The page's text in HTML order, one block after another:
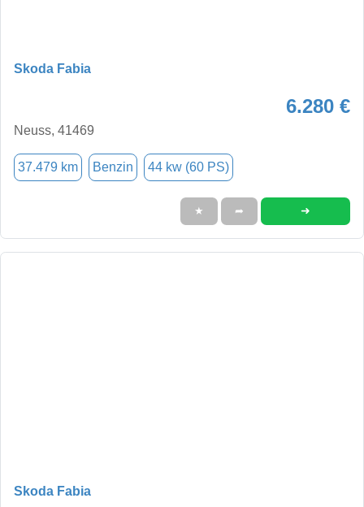
Skoda Fabia
6.280 €
Neuss, 41469
37.479 km Benzin 44 kw (60 PS)
★ ➦ ➜
Skoda Fabia